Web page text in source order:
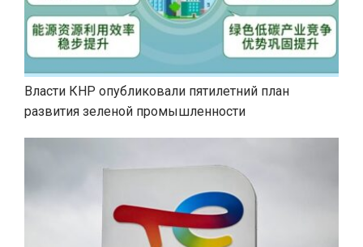
Власти КНР опубликовали пятилетний план
развития зеленой промышленности